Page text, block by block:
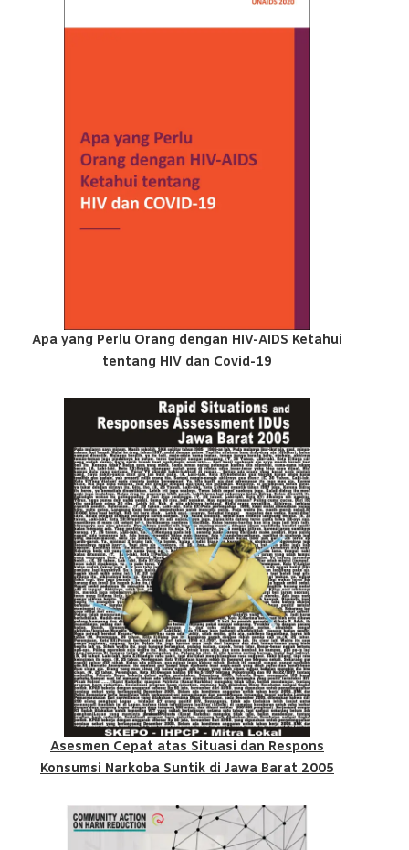
Apa yang Perlu Orang dengan HIV-AIDS Ketahui
tentang HIV dan Covid-19
Asesmen Cepat atas Situasi dan Respons
Konsumsi Narkoba Suntik di Jawa Barat 2005